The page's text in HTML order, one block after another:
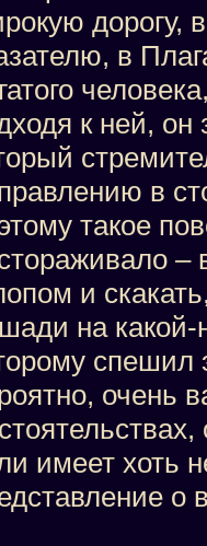
дорогу,
в
к ней, он
в
такое
–
и
на какой-
спешил
очень
имеет хоть
о